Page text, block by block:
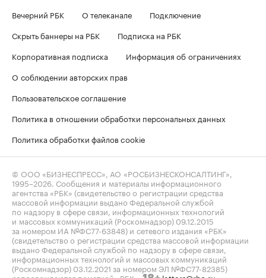
Вечерний РБК
О телеканале
Подключение
Скрыть баннеры на РБК
Подписка на РБК
Корпоративная подписка
Информация об ограничениях
О соблюдении авторских прав
Пользовательское соглашение
Политика в отношении обработки персональных данных
Политика обработки файлов cookie
© ООО «БИЗНЕСПРЕСС», АО «РОСБИЗНЕСКОНСАЛТИНГ»,
1995–2026 . Сообщения и материалы информационного
агентства «РБК» (свидетельство о регистрации средства
массовой информации выдано Федеральной службой
по надзору в сфере связи, информационных технологий
и массовых коммуникаций (Роскомнадзор) 09.12.2015
за номером ИА №ФС77-63848) и сетевого издания «РБК»
(свидетельство о регистрации средства массовой информации
выдано Федеральной службой по надзору в сфере связи,
информационных технологий и массовых коммуникаций
(Роскомнадзор) 03.12.2021 за номером ЭЛ №ФС77-82385)